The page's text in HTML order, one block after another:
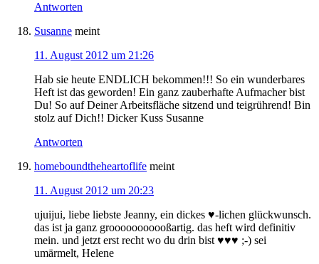
Antworten
Susanne meint
11. August 2012 um 21:26
Hab sie heute ENDLICH bekommen!!! So ein wunderbares
Heft ist das geworden! Ein ganz zauberhafte Aufmacher bist
Du! So auf Deiner Arbeitsfläche sitzend und teigrührend! Bin
stolz auf Dich!! Dicker Kuss Susanne
Antworten
homeboundtheheartoflife meint
11. August 2012 um 20:23
ujuijui, liebe liebste Jeanny, ein dickes ♥-lichen glückwunsch.
das ist ja ganz grooooooooooßartig. das heft wird definitiv
mein. und jetzt erst recht wo du drin bist ♥♥♥ ;-) sei
umärmelt, Helene